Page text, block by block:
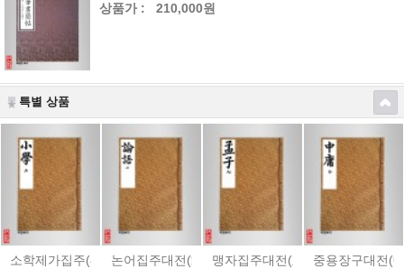
상품가 : 210,000원
특별 상품
소학제가집주(小學諸家集註)논어집주대전(論語集註大全)-[內閣本]
맹자집주대전(孟子集註大全)-[內
중용장구대전(